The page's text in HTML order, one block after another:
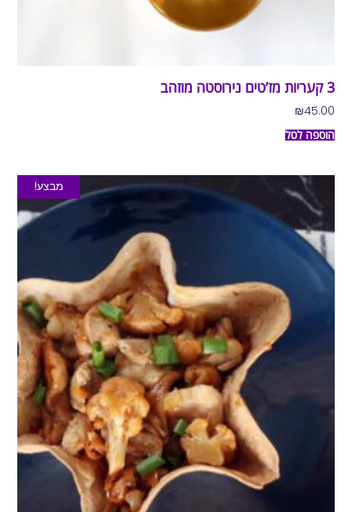
3 קעריות מז’טים נירוסטה מוזהב
₪45.00
הוספה לסל
מבצע!